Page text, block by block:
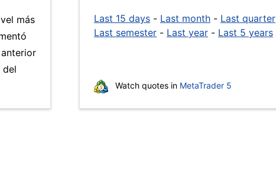
más
del
Last 15 days - Last month - Last quarter
Last semester - Last year - Last 5 years
Watch quotes in MetaTrader 5